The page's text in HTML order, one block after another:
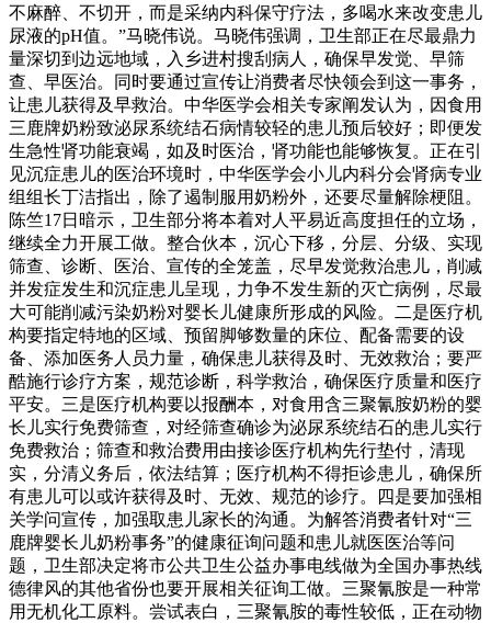
不麻醉、不切开，而是采纳内科保守疗法，多喝水来改变患儿
尿液的pH值。”马晓伟说。马晓伟强调，卫生部正在尽最鼎力
量深切到边远地域，入乡进村搜刮病人，确保早发觉、早筛
查、早医治。同时要通过宣传让消费者尽快领会到这一事务，
让患儿获得及早救治。中华医学会相关专家阐发认为，因食用
三鹿牌奶粉致泌尿系统结石病情较轻的患儿预后较好；即便发
生急性肾功能衰竭，如及时医治，肾功能也能够恢复。正在引
见沉症患儿的医治环境时，中华医学会小儿内科分会肾病专业
组组长丁洁指出，除了遏制服用奶粉外，还要尽量解除梗阻。
陈竺17日暗示，卫生部分将本着对人平易近高度担任的立场，
继续全力开展工做。整合伙本，沉心下移，分层、分级、实现
筛查、诊断、医治、宣传的全笼盖，尽早发觉救治患儿，削减
并发症发生和沉症患儿呈现，力争不发生新的灭亡病例，尽最
大可能削减污染奶粉对婴长儿健康所形成的风险。二是医疗机
构要指定特地的区域、预留脚够数量的床位、配备需要的设
备、添加医务人员力量，确保患儿获得及时、无效救治；要严
酷施行诊疗方案，规范诊断，科学救治，确保医疗质量和医疗
平安。三是医疗机构要以报酬本，对食用含三聚氰胺奶粉的婴
长儿实行免费筛查，对经筛查确诊为泌尿系统结石的患儿实行
免费救治；筛查和救治费用由接诊医疗机构先行垫付，清现
实，分清义务后，依法结算；医疗机构不得拒诊患儿，确保所
有患儿可以或许获得及时、无效、规范的诊疗。四是要加强相
关学问宣传，加强取患儿家长的沟通。为解答消费者针对“三
鹿牌婴长儿奶粉事务”的健康征询问题和患儿就医医治等问
题，卫生部决定将市公共卫生公益办事电线做为全国办事热线
德律风的其他省份也要开展相关征询工做。三聚氰胺是一种常
用无机化工原料。尝试表白，三聚氰胺的毒性较低，正在动物